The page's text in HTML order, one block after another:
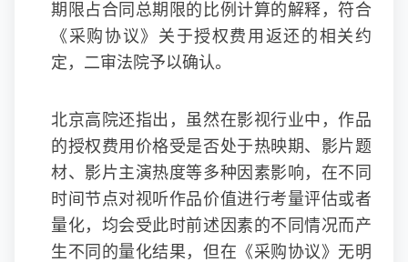
期限占合同总期限的比例计算的解释，符合
《采购协议》关于授权费用返还的相关约
定，二审法院予以确认。
北京高院还指出，虽然在影视行业中，作品
的授权费用价格受是否处于热映期、影片题
材、影片主演热度等多种因素影响，在不同
时间节点对视听作品价值进行考量评估或者
量化，均会受此时前述因素的不同情况而产
生不同的量化结果，但在《采购协议》无明